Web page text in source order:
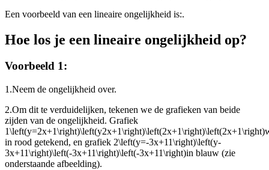
Een voorbeeld van een lineaire ongelijkheid is:.
Hoe los je een lineaire ongelijkheid op?
Voorbeeld 1:
1.Neem de ongelijkheid over.
2.Om dit te verduidelijken, tekenen we de grafieken van beide
zijden van de ongelijkheid. Grafiek
1\left(y=2x+1\right)\left(y2x+1\right)\left(2x+1\right)\left(2x+1\right)
in rood getekend, en grafiek 2\left(y=-3x+11\right)\left(y-
3x+11\right)\left(-3x+11\right)\left(-3x+11\right)in blauw (zie
onderstaande afbeelding).